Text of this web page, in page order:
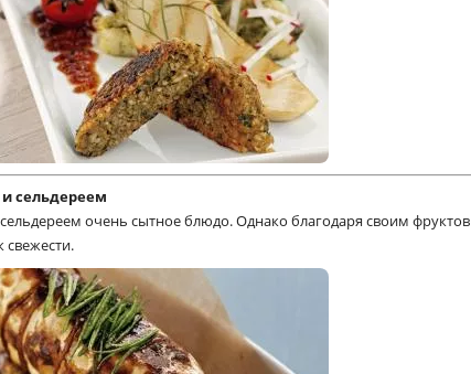
сельдереем
очень сытное блюдо. Однако благодаря своим
свежести.